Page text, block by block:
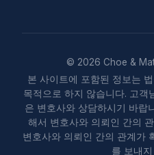
© 2026 Choe &
본 사이트에 포함된 정보는
목적으로 하지 않습니다. 고객
은 변호사와 상담하시기 바랍
해서 변호사와 의뢰인 간의
변호사와 의뢰인 간의 관계가
를 보내